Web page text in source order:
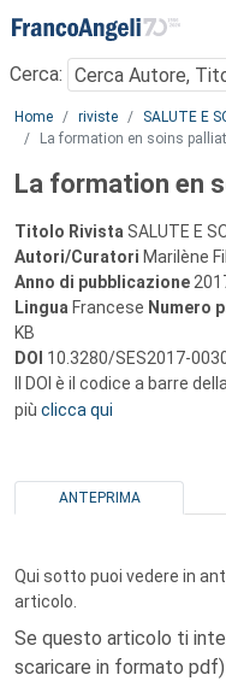
Menu
Cerca:
Main content
Home riviste SALUTE E
La formation en soins
La formation en
Titolo Rivista SALUTE E
Autori/Curatori Marilène
Anno di pubblicazione
Lingua Francese Numero
KB
DOI 10.3280/SES2017-
Il DOI è il codice a barre
più clicca qui
ANTEPRIMA
Qui sotto puoi vedere in
articolo.
Se questo articolo ti
scaricare in formato